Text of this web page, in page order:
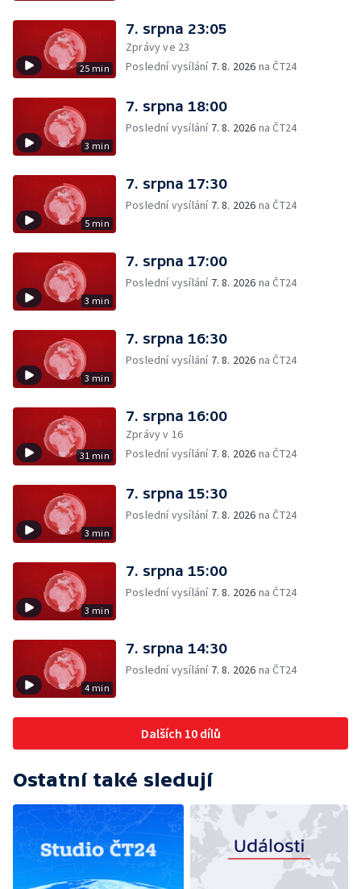
25 min
7. srpna 23:05
Zprávy ve 23
Poslední vysílání 7. 8. 2026 na ČT24
3 min
7. srpna 18:00
Poslední vysílání 7. 8. 2026 na ČT24
5 min
7. srpna 17:30
Poslední vysílání 7. 8. 2026 na ČT24
3 min
7. srpna 17:00
Poslední vysílání 7. 8. 2026 na ČT24
3 min
7. srpna 16:30
Poslední vysílání 7. 8. 2026 na ČT24
31 min
7. srpna 16:00
Zprávy v 16
Poslední vysílání 7. 8. 2026 na ČT24
3 min
7. srpna 15:30
Poslední vysílání 7. 8. 2026 na ČT24
3 min
7. srpna 15:00
Poslední vysílání 7. 8. 2026 na ČT24
4 min
7. srpna 14:30
Poslední vysílání 7. 8. 2026 na ČT24
Dalších 10 dílů
Ostatní také sledují